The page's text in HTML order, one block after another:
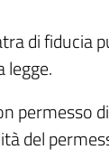
di fiducia
legge.
permesso
del